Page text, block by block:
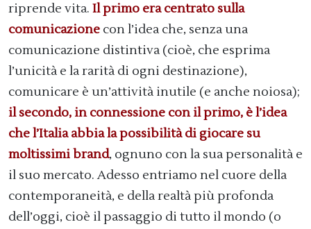
riprende vita. Il primo era centrato sulla
comunicazione con l’idea che, senza una
comunicazione distintiva (cioè, che esprima
l’unicità e la rarità di ogni destinazione),
comunicare è un’attività inutile (e anche noiosa);
il secondo, in connessione con il primo, è l’idea
che l’Italia abbia la possibilità di giocare su
moltissimi brand, ognuno con la sua personalità e
il suo mercato. Adesso entriamo nel cuore della
contemporaneità, e della realtà più profonda
dell’oggi, cioè il passaggio di tutto il mondo (o